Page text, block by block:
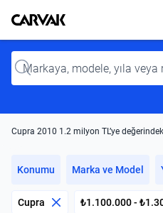
Kavak
Input
Cupra 2010 1.2 milyon TL’ye
Konumu Marka ve Model
Cupra ₺1.100.000 -